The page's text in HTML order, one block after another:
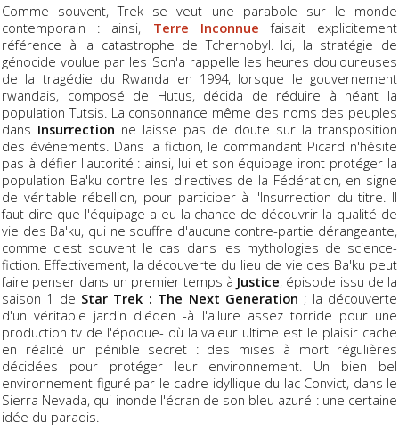
Comme souvent, Trek se veut une parabole sur le monde
contemporain : ainsi, Terre Inconnue faisait explicitement
référence à la catastrophe de Tchernobyl. Ici, la stratégie de
génocide voulue par les Son'a rappelle les heures douloureuses
de la tragédie du Rwanda en 1994, lorsque le gouvernement
rwandais, composé de Hutus, décida de réduire à néant la
population Tutsis. La consonnance même des noms des peuples
dans Insurrection ne laisse pas de doute sur la transposition
des événements. Dans la fiction, le commandant Picard n'hésite
pas à défier l'autorité : ainsi, lui et son équipage iront protéger la
population Ba'ku contre les directives de la Fédération, en signe
de véritable rébellion, pour participer à l'Insurrection du titre. Il
faut dire que l'équipage a eu la chance de découvrir la qualité de
vie des Ba'ku, qui ne souffre d'aucune contre-partie dérangeante,
comme c'est souvent le cas dans les mythologies de science-
fiction. Effectivement, la découverte du lieu de vie des Ba'ku peut
faire penser dans un premier temps à Justice, épisode issu de la
saison 1 de Star Trek : The Next Generation ; la découverte
d'un véritable jardin d'éden -à l'allure assez torride pour une
production tv de l'époque- où la valeur ultime est le plaisir cache
en réalité un pénible secret : des mises à mort régulières
décidées pour protéger leur environnement. Un bien bel
environnement figuré par le cadre idyllique du lac Convict, dans le
Sierra Nevada, qui inonde l'écran de son bleu azuré : une certaine
idée du paradis.